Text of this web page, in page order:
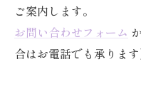
ご案内します。
お問い合わせフォーム
合はお電話でも承ります